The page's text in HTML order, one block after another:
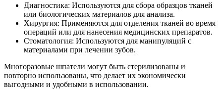
Диагностика: Используются для сбора образцов тканей
или биологических материалов для анализа.
Хирургия: Применяются для отделения тканей во время
операций или для нанесения медицинских препаратов.
Стоматология: Используются для манипуляций с
материалами при лечении зубов.
Многоразовые шпатели могут быть стерилизованы и
повторно использованы, что делает их экономически
выгодными и удобными в использовании.